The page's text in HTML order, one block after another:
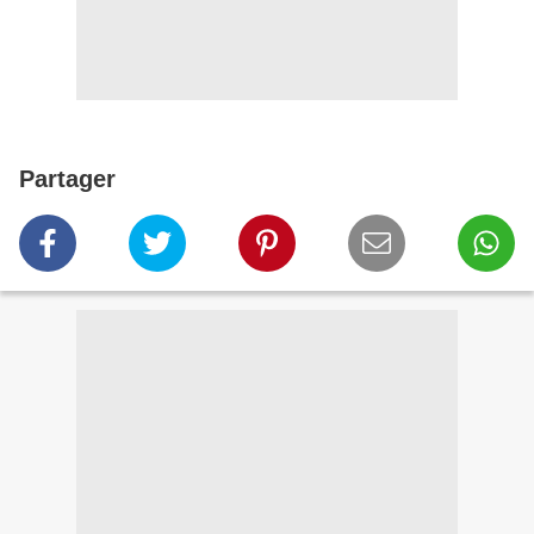
Partager